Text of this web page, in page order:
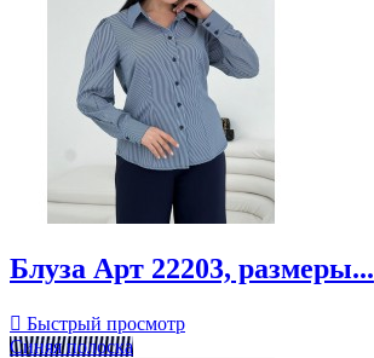
Блуза Арт 22203, размеры...
 Быстрый просмотр
Синяя полоска